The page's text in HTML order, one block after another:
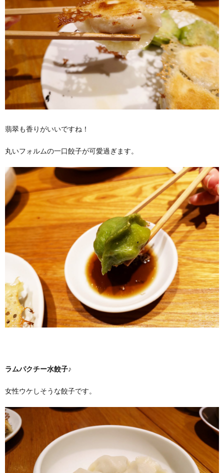
翡翠も香りがいいですね！
丸いフォルムの一口餃子が可愛過ぎます。
ラムパクチー水餃子♪
女性ウケしそうな餃子です。